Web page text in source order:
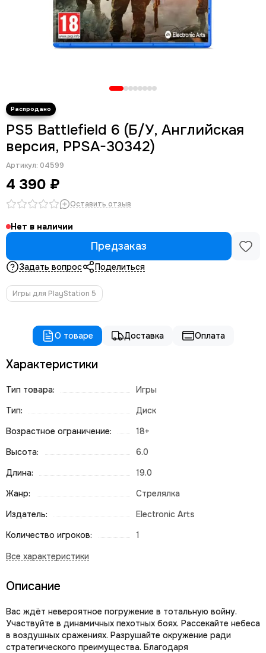
PS5 Battlefield 6 (Б/У, Английская
версия, PPSA-30342)
Артикул: 04599
4 390 ₽
Оставить отзыв
Нет в наличии
Предзаказ
Задать вопрос Поделиться
Игры для PlayStation 5
О товаре Доставка Оплата
Характеристики
Тип товара:
Игры
Тип:
Диск
Возрастное ограничение:
18+
Высота:
6.0
Длина:
19.0
Жанр:
Стрелялка
Издатель:
Electronic Arts
Количество игроков:
1
Описание
Вас ждёт невероятное погружение в тотальную войну.
Участвуйте в динамичных пехотных боях. Рассекайте небеса
в воздушных сражениях. Разрушайте окружение ради
стратегического преимущества. Благодаря